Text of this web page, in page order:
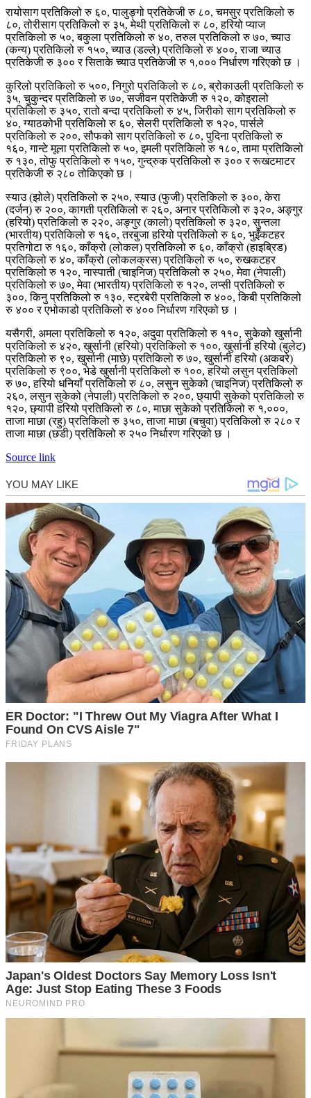
रायोसाग प्रतिकिलो रु ६०, पालुङ्गो प्रतिकेजी रु ८०, चमसुर प्रतिकिलो रु
८०, तोरीसाग प्रतिकिलो रु ३५, मेथी प्रतिकिलो रु ८०, हरियो प्याज
प्रतिकिलो रु ५०, बकुला प्रतिकिलो रु ४०, तरुल प्रतिकिलो रु ७०, च्याउ
(कन्य) प्रतिकिलो रु १५०, च्याउ (डल्ले) प्रतिकिलो रु ४००, राजा च्याउ
प्रतिकेजी रु ३०० र सिताके च्याउ प्रतिकेजी रु १,००० निर्धारण गरिएको छ ।
कुरिलो प्रतिकिलो रु ५००, निगुरो प्रतिकिलो रु ८०, ब्रोकाउली प्रतिकिलो रु
३५, चुकुन्दर प्रतिकिलो रु ७०, सजीवन प्रतिकेजी रु १२०, कोइरालो
प्रतिकिलो रु ३५०, रातो बन्दा प्रतिकिलो रु ४५, जिरीको साग प्रतिकिलो रु
४०, ग्याठकोभी प्रतिकिलो रु ६०, सेलरी प्रतिकिलो रु १२०, पार्सले
प्रतिकिलो रु २००, सौफको साग प्रतिकिलो रु ८०, पुदिना प्रतिकिलो रु
१६०, गान्टे मूला प्रतिकिलो रु ५०, इमली प्रतिकिलो रु १८०, तामा प्रतिकिलो
रु १३०, तोफु प्रतिकिलो रु १५०, गुन्द्रुक प्रतिकिलो रु ३०० र रूखटमाटर
प्रतिकेजी रु २८० तोकिएको छ ।
स्याउ (झोले) प्रतिकिलो रु २५०, स्याउ (फुजी) प्रतिकिलो रु ३००, केरा
(दर्जन) रु २००, कागती प्रतिकिलो रु २६०, अनार प्रतिकिलो रु ३२०, अङ्गुर
(हरियो) प्रतिकिलो रु २२०, अङ्गुर (कालो) प्रतिकिलो रु ३२०, सुन्तला
(भारतीय) प्रतिकिलो रु १६०, तरबुजा हरियो प्रतिकिलो रु ६०, भुइँकटहर
प्रतिगोटा रु १६०, काँक्रो (लोकल) प्रतिकिलो रु ६०, काँक्रो (हाइब्रिड)
प्रतिकिलो रु ४०, काँक्रो (लोकलक्रस) प्रतिकिलो रु ५०, रुखकटहर
प्रतिकिलो रु १२०, नास्पाती (चाइनिज) प्रतिकिलो रु २५०, मेवा (नेपाली)
प्रतिकिलो रु ७०, मेवा (भारतीय) प्रतिकिलो रु १२०, लप्सी प्रतिकिलो रु
३००, किनु प्रतिकिलो रु १३०, स्ट्रबेरी प्रतिकिलो रु ४००, किबी प्रतिकिलो
रु ४०० र एभोकाडो प्रतिकिलो रु ४०० निर्धारण गरिएको छ ।
यसैगरी, अमला प्रतिकिलो रु १२०, अदुवा प्रतिकिलो रु ११०, सुकेको खुर्सानी
प्रतिकिलो रु ४२०, खुर्सानी (हरियो) प्रतिकिलो रु १००, खुर्सानी हरियो (बुलेट)
प्रतिकिलो रु ९०, खुर्सानी (माछे) प्रतिकिलो रु ७०, खुर्सानी हरियो (अकबरे)
प्रतिकिलो रु ९००, भेडे खुर्सानी प्रतिकिलो रु १००, हरियो लसुन प्रतिकिलो
रु ७०, हरियो धनियाँ प्रतिकिलो रु ८०, लसुन सुकेको (चाइनिज) प्रतिकिलो रु
२६०, लसुन सुकेको (नेपाली) प्रतिकिलो रु २००, छ्यापी सुकेको प्रतिकिलो रु
१२०, छ्यापी हरियो प्रतिकिलो रु ८०, माछा सुकेको प्रतिकिलो रु १,०००,
ताजा माछा (रहु) प्रतिकिलो रु ३५०, ताजा माछा (बचुवा) प्रतिकिलो रु २८० र
ताजा माछा (छडी) प्रतिकिलो रु २५० निर्धारण गरिएको छ ।
Source link